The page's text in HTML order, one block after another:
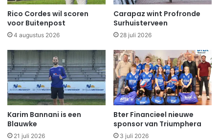
Rico Cordes wil scoren
voor Buitenpost
4 augustus 2026
Carapaz wint Profronde
Surhuisterveen
28 juli 2026
Karim Bannani is een
Blauwke
21 juli 2026
Bter Financieel nieuwe
sponsor van Triumphera
3 juli 2026